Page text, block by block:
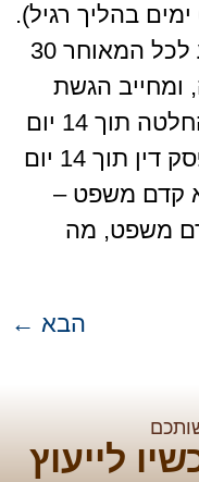
תוך 30 יום בלבד (לעומת 60 ימים בהליך רגיל).
דיון מהיר – מועד הדיון נקבע לכל המאוחר 30
ומחייב הגשת
מסמכים ותצהירים מראש. החלטה תוך 14 יום
– בית המשפט מחויב לתת פסק דין תוך 14 יום
קדם משפט –
משפט, מה
הבא ←
לייעוץ